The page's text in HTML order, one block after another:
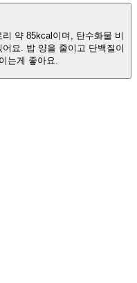
약 85kcal이며, 탄수화물 비
어요. 밥 양을 줄이고 단백질이
는게 좋아요.